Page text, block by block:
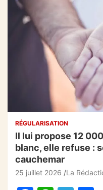
RÉGULARISATION
Il lui propose 12
blanc, elle refuse :
cauchemar
25 juillet 2026 La